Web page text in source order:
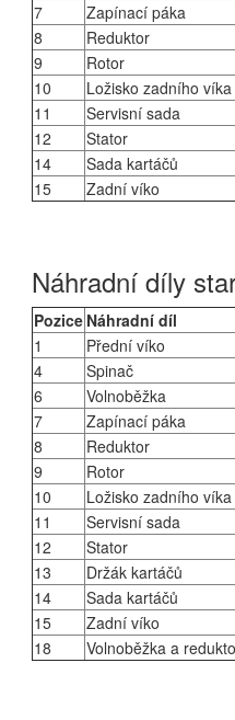
7
Zapínací páka
8
Reduktor
9
Rotor
10
Ložisko zadního víka
11
Servisní sada
12
Stator
14
Sada kartáčů
15
Zadní víko
Náhradní díly
Pozice Náhradní díl
1
Přední víko
4
Spinač
6
Volnoběžka
7
Zapínací páka
8
Reduktor
9
Rotor
10
Ložisko zadního víka
11
Servisní sada
12
Stator
13
Držák kartáčů
14
Sada kartáčů
15
Zadní víko
18
Volnoběžka a